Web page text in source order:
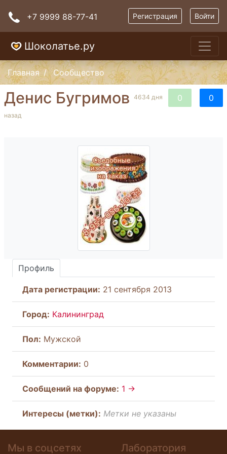
+7 9999 88-77-41 Регистрация Войти
Шоколатье.ру
Главная Сообщество
0 0
Денис Бугримов 4634 дня
назад
Профиль
Дата регистрации: 21 сентября 2013
Город: Калининград
Пол: Мужской
Комментарии: 0
Cообщений на форуме: 1 →
Интересы (метки): Метки не указаны
Мы в соцсетях
Лаборатория